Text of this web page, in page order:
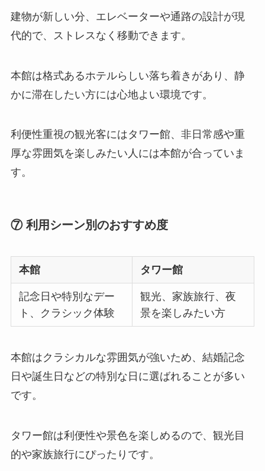
建物が新しい分、エレベーターや通路の設計が現
代的で、ストレスなく移動できます。
本館は格式あるホテルらしい落ち着きがあり、静
かに滞在したい方には心地よい環境です。
利便性重視の観光客にはタワー館、非日常感や重
厚な雰囲気を楽しみたい人には本館が合っていま
す。
⑦ 利用シーン別のおすすめ度
本館 タワー館
記念日や特別なデー
ト、クラシック体験
観光、家族旅行、夜
景を楽しみたい方
本館はクラシカルな雰囲気が強いため、結婚記念
日や誕生日などの特別な日に選ばれることが多い
です。
タワー館は利便性や景色を楽しめるので、観光目
的や家族旅行にぴったりです。